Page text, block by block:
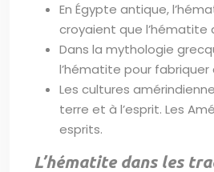
En Égypte antique,
croyaient que l’hématite
Dans la mythologie
l’hématite pour
Les cultures
terre et à l’esprit. Les
esprits.
L’hématite dans les